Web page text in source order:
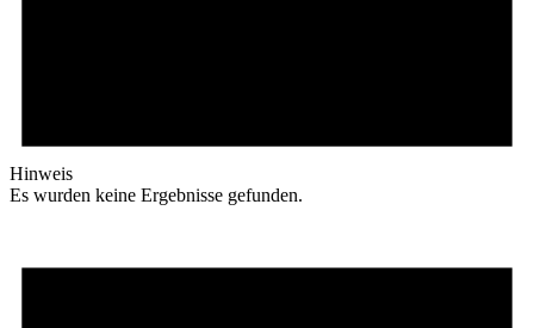
Hinweis
Es wurden keine Ergebnisse gefunden.